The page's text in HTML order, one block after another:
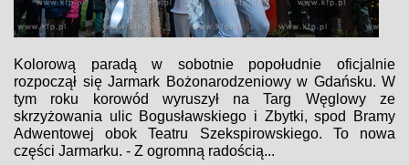
Kolorową paradą w sobotnie popołudnie oficjalnie
rozpoczął się Jarmark Bożonarodzeniowy w Gdańsku. W
tym roku korowód wyruszył na Targ Węglowy ze
skrzyżowania ulic Bogusławskiego i Zbytki, spod Bramy
Adwentowej obok Teatru Szekspirowskiego. To nowa
części Jarmarku. - Z ogromną radością...